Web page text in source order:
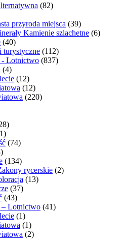
(82)
przyroda miejsca (39)
Kamienie szlachetne (6)
(40)
turystyczne (112)
Lotnictwo (837)
(4)
(12)
(12)
(220)
(74)
(134)
rycerskie (2)
(13)
(37)
(43)
Lotnictwo (41)
(1)
(1)
(2)